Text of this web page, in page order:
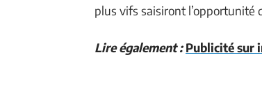
plus vifs saisiront l’opportunité
Lire également : Publicité sur